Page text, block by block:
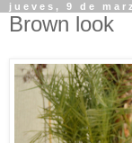
jueves, 9 de
Brown look